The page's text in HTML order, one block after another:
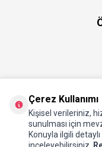
Çerez Kullanımı
Kişisel verileriniz,
sunulması için
Konuyla ilgili